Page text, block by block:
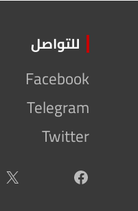
للتواصل
Facebook
Telegram
Twitter
Facebook
X